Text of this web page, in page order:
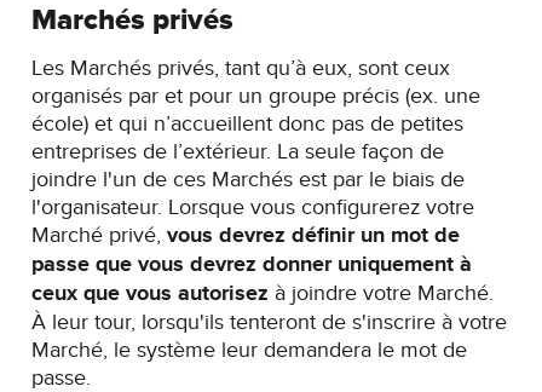
Marchés privés
Les Marchés privés, tant qu’à eux, sont ceux
organisés par et pour un groupe précis (ex. une
école) et qui n’accueillent donc pas de petites
entreprises de l’extérieur. La seule façon de
joindre l'un de ces Marchés est par le biais de
l'organisateur. Lorsque vous configurerez votre
Marché privé, vous devrez définir un mot de
passe que vous devrez donner uniquement à
ceux que vous autorisez à joindre votre Marché.
À leur tour, lorsqu'ils tenteront de s'inscrire à votre
Marché, le système leur demandera le mot de
passe.